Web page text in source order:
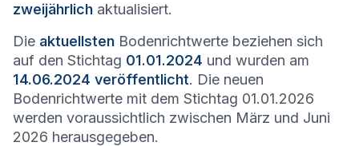
zweijährlich aktualisiert.
Die aktuellsten Bodenrichtwerte beziehen sich
auf den Stichtag 01.01.2024 und wurden am
14.06.2024 veröffentlicht. Die neuen
Bodenrichtwerte mit dem Stichtag 01.01.2026
werden voraussichtlich zwischen März und Juni
2026 herausgegeben.